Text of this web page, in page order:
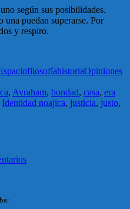
según sus posibilidades.
una puedan superarse. Por
y respiro.
filosofíahistoriaOpiniones
, Avraham, bondad, casa, era
Identidad noajica, justicia, justo,